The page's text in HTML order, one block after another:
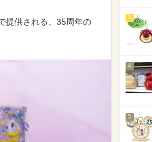
提供される、35周年の
3
4
5